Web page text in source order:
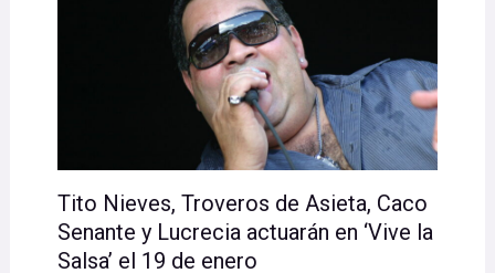
Tito Nieves, Troveros de Asieta, Caco
Senante y Lucrecia actuarán en ‘Vive la
Salsa’ el 19 de enero